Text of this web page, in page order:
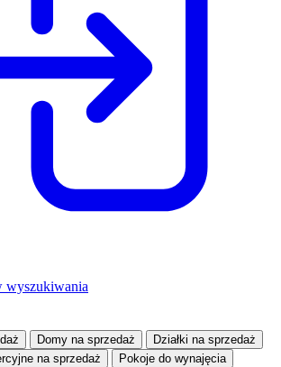
wyszukiwania
Domy na sprzedaż Działki na sprzedaż
na sprzedaż Pokoje do wynajęcia